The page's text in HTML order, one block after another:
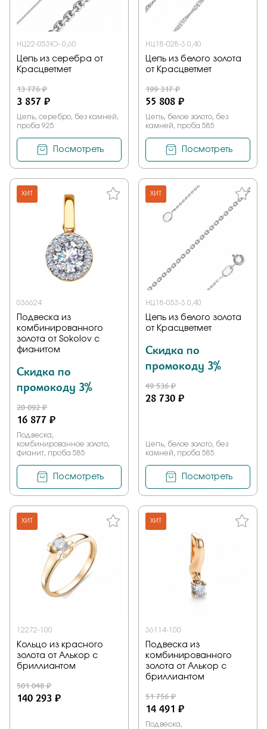
НЦ22-053Ю- 0,60
Цепь из серебра от
Красцветмет
13 776 ₽
3 857 ₽
Цепь, серебро, без камней,
проба 925
Посмотреть
НЦ18-028-3 0,40
Цепь из белого золота
от Красцветмет
199 317 ₽
55 808 ₽
Цепь, белое золото, без
камней, проба 585
Посмотреть
ХИТ
036624
Подвеска из
комбинированного
золота от Sokolov с
фианитом
Скидка по
промокоду 3%
20 092 ₽
16 877 ₽
Подвеска,
комбинированное золото,
фианит, проба 585
Посмотреть
ХИТ
НЦ18-053-3 0,40
Цепь из белого золота
от Красцветмет
Скидка по
промокоду 3%
49 536 ₽
28 730 ₽
Цепь, белое золото, без
камней, проба 585
Посмотреть
ХИТ
12272-100
Кольцо из красного
золота от Алькор с
бриллиантом
501 048 ₽
140 293 ₽
ХИТ
36114-100
Подвеска из
комбинированного
золота от Алькор с
бриллиантом
51 756 ₽
14 491 ₽
Подвеска,